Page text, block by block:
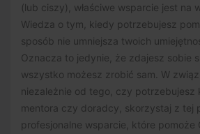
(lub ciszy), właściwe wsparcie jest na
Wiedza o tym, kiedy potrzebujesz
sposób nie umniejsza twoich
Oznacza to jedynie, że zdajesz sobie
wszystko możesz zrobić sam. W
niezależnie od tego, czy potrzebujesz
mentora czy doradcy, skorzystaj z tej
profesjonalne wsparcie, które pomoże